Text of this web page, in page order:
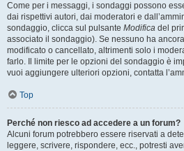
Come per i messaggi, i sondaggi possono
dai rispettivi autori, dai moderatori e
sondaggio, clicca sul pulsante Modifica del
associato il sondaggio). Se nessuno ha
modificato o cancellato, altrimenti solo i
farlo. Il limite per le opzioni del sondaggio è
vuoi aggiungere ulteriori opzioni, contatta
Top
Perché non riesco ad accedere a un forum?
Alcuni forum potrebbero essere riservati a
leggere, scrivere, rispondere, ecc., potresti